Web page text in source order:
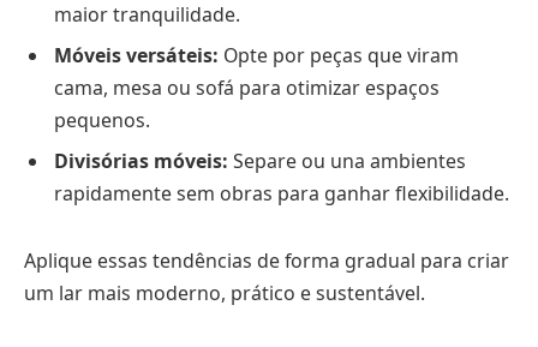
maior tranquilidade.
Móveis versáteis: Opte por peças que viram
cama, mesa ou sofá para otimizar espaços
pequenos.
Divisórias móveis: Separe ou una ambientes
rapidamente sem obras para ganhar flexibilidade.
Aplique essas tendências de forma gradual para criar
um lar mais moderno, prático e sustentável.